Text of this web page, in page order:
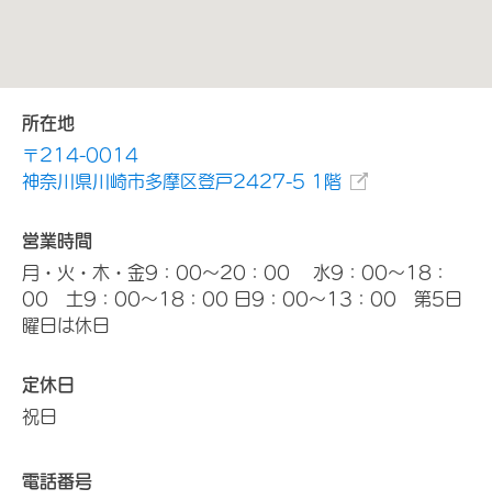
所在地
〒214-0014
神奈川県川崎市多摩区登戸2427-5 1階
営業時間
月・火・木・金9：00～20：00 水9：00～18：
00 土9：00～18：00 日9：00～13：00 第5日
曜日は休日
定休日
祝日
電話番号